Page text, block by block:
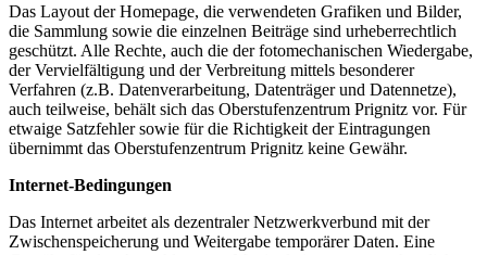
Das Layout der Homepage, die verwendeten Grafiken und Bilder,
die Sammlung sowie die einzelnen Beiträge sind urheberrechtlich
geschützt. Alle Rechte, auch die der fotomechanischen Wiedergabe,
der Vervielfältigung und der Verbreitung mittels besonderer
Verfahren (z.B. Datenverarbeitung, Datenträger und Datennetze),
auch teilweise, behält sich das Oberstufenzentrum Prignitz vor. Für
etwaige Satzfehler sowie für die Richtigkeit der Eintragungen
übernimmt das Oberstufenzentrum Prignitz keine Gewähr.
Internet-Bedingungen
Das Internet arbeitet als dezentraler Netzwerkverbund mit der
Zwischenspeicherung und Weitergabe temporärer Daten. Eine